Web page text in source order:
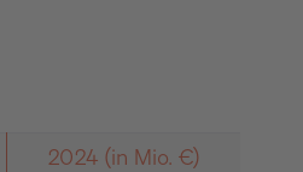
2024 (in Mio. €)